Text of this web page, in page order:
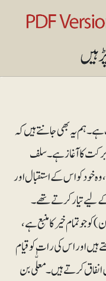
ہم یہ بھی جانتے ہیں کہ
کا آغاز ہے۔ سلف
خود کو اس کے استقبال اور
لیے تیار کرتے تھے۔
جو تمام خیر کا منبع ہے،
اور اس کی رات کو قیام
کرتے ہیں۔ معلّٰی بن